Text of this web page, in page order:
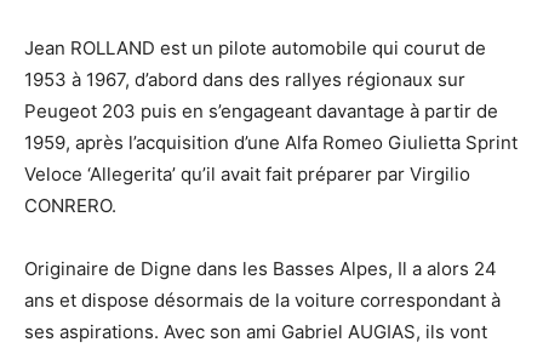
Jean ROLLAND est un pilote automobile qui courut de
1953 à 1967, d’abord dans des rallyes régionaux sur
Peugeot 203 puis en s’engageant davantage à partir de
1959, après l’acquisition d’une Alfa Romeo Giulietta Sprint
Veloce ‘Allegerita’ qu’il avait fait préparer par Virgilio
CONRERO.
Originaire de Digne dans les Basses Alpes, Il a alors 24
ans et dispose désormais de la voiture correspondant à
ses aspirations. Avec son ami Gabriel AUGIAS, ils vont